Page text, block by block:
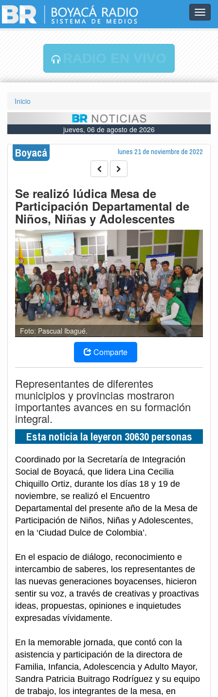
Inicio
jueves, 06 de agosto de 2026
Boyacá lunes 21 de noviembre de 2022
Se realizó lúdica Mesa de
Participación Departamental de
Niños, Niñas y Adolescentes
Foto: Pascual Ibagué.
Comparte
Representantes de diferentes
municipios y provincias mostraron
importantes avances en su formación
integral.
Esta noticia la leyeron 30630 personas
Coordinado por la Secretaría de Integración
Social de Boyacá, que lidera Lina Cecilia
Chiquillo Ortiz, durante los días 18 y 19 de
noviembre, se realizó el Encuentro
Departamental del presente año de la Mesa de
Participación de Niños, Niñas y Adolescentes,
en la ‘Ciudad Dulce de Colombia’.
En el espacio de diálogo, reconocimiento e
intercambio de saberes, los representantes de
las nuevas generaciones boyacenses, hicieron
sentir su voz, a través de creativas y proactivas
ideas, propuestas, opiniones e inquietudes
expresadas vívidamente.
En la memorable jornada, que contó con la
asistencia y participación de la directora de
Familia, Infancia, Adolescencia y Adulto Mayor,
Sandra Patricia Buitrago Rodríguez y su equipo
de trabajo, los integrantes de la mesa, en